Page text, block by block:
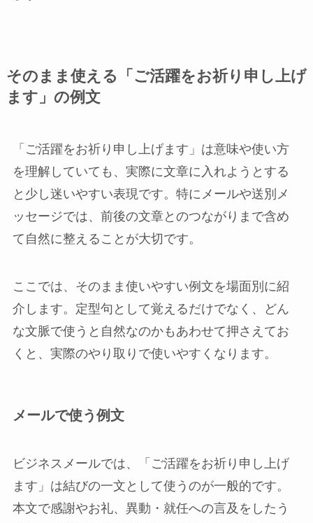
そのまま使える「ご活躍をお祈り申し上げ
ます」の例文
「ご活躍をお祈り申し上げます」は意味や使い方
を理解していても、実際に文章に入れようとする
と少し迷いやすい表現です。特にメールや送別メ
ッセージでは、前後の文章とのつながりまで含め
て自然に整えることが大切です。
ここでは、そのまま使いやすい例文を場面別に紹
介します。定型句として覚えるだけでなく、どん
な文脈で使うと自然なのかもあわせて押さえてお
くと、実際のやり取りで使いやすくなります。
メールで使う例文
ビジネスメールでは、「ご活躍をお祈り申し上げ
ます」は結びの一文として使うのが一般的です。
本文で感謝やお礼、異動・就任への言及をしたう